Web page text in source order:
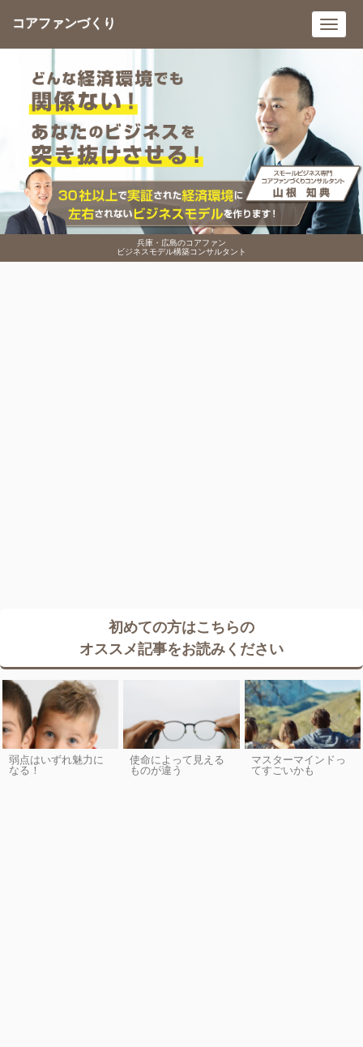
兵庫・広島のコアファン
ビジネスモデル構築コンサルタント
コアファンづくり
初めての方はこちらの
オススメ記事をお読みください
弱点はいずれ魅力に
なる！
使命によって見える
ものが違う
マスターマインドっ
てすごいかも